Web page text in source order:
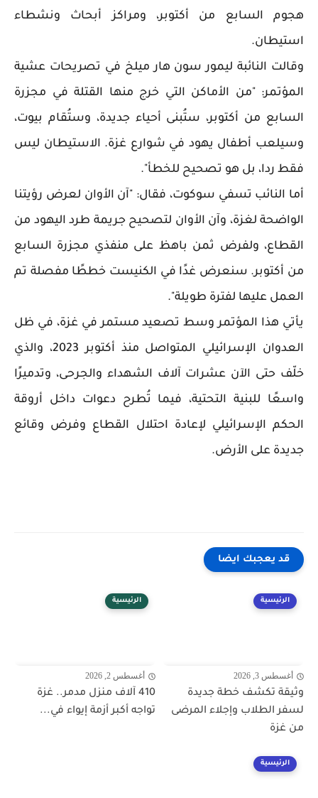
هجوم السابع من أكتوبر، ومراكز أبحاث ونشطاء
استيطان.
وقالت النائبة ليمور سون هار ميلخ في تصريحات عشية
المؤتمر: "من الأماكن التي خرج منها القتلة في مجزرة
السابع من أكتوبر، ستُبنى أحياء جديدة، وستُقام بيوت،
وسيلعب أطفال يهود في شوارع غزة. الاستيطان ليس
فقط ردا، بل هو تصحيح للخطأ".
أما النائب تسفي سوكوت، فقال: "آن الأوان لعرض رؤيتنا
الواضحة لغزة، وآن الأوان لتصحيح جريمة طرد اليهود من
القطاع، ولفرض ثمن باهظ على منفذي مجزرة السابع
من أكتوبر. سنعرض غدًا في الكنيست خططًا مفصلة تم
العمل عليها لفترة طويلة".
يأتي هذا المؤتمر وسط تصعيد مستمر في غزة، في ظل
العدوان الإسرائيلي المتواصل منذ أكتوبر 2023، والذي
خلّف حتى الآن عشرات آلاف الشهداء والجرحى، وتدميرًا
واسعًا للبنية التحتية، فيما تُطرح دعوات داخل أروقة
الحكم الإسرائيلي لإعادة احتلال القطاع وفرض وقائع
جديدة على الأرض.
قد يعجبك ايضا
الرئيسية
أغسطس 3, 2026
وثيقة تكشف خطة جديدة
لسفر الطلاب وإجلاء المرضى
من غزة
الرئيسية
أغسطس 2, 2026
410 آلاف منزل مدمر.. غزة
تواجه أكبر أزمة إيواء في...
الرئيسية